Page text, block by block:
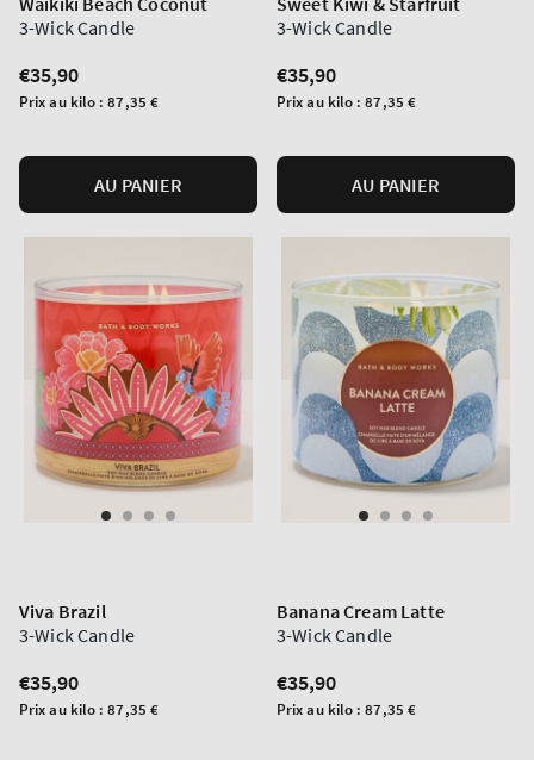
3-Wick Candle
Prix
normal
€35,90
Prix
Prix au kilo :87,35 €
AU PANIER
3-Wick Candle
Prix
normal
€35,90
Prix
Prix au kilo :87,35 €
AU PANIER
Viva Brazil
3-Wick Candle
Prix
normal
€35,90
Prix
Prix au kilo :87,35 €
Banana Cream Latte
3-Wick Candle
Prix
normal
€35,90
Prix
Prix au kilo :87,35 €